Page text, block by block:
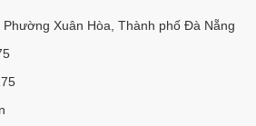
Xuân Hòa, Thành phố Đà Nẵng